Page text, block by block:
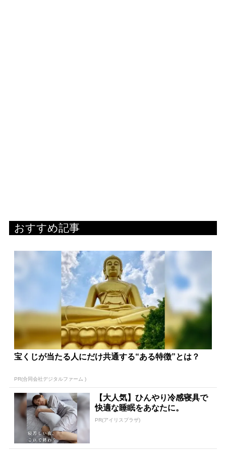
おすすめ記事
宝くじが当たる人にだけ共通する“ある特徴”とは？
PR(合同会社デジタルファーム )
【大人気】ひんやり冷感寝具で
快適な睡眠をあなたに。
PR(アイリスプラザ)